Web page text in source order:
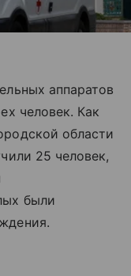
аппаратов
человек. Как
области
25 человек,
были